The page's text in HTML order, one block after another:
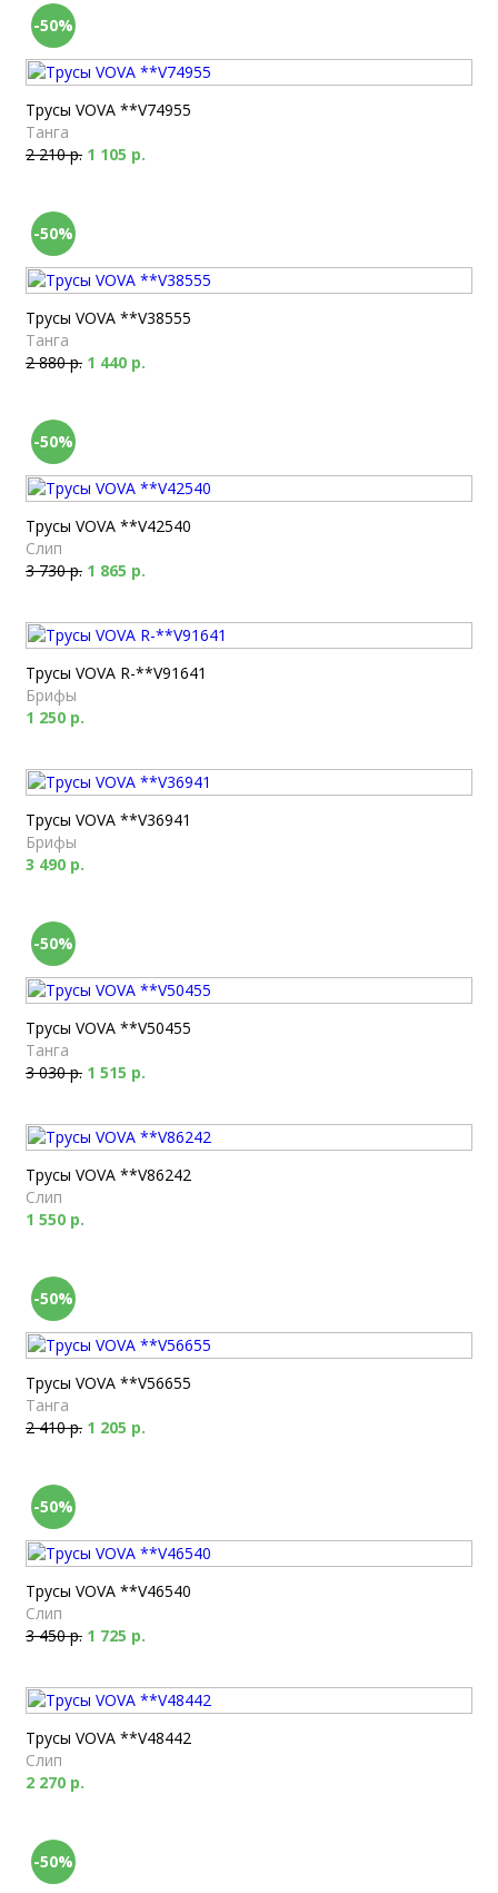
-50%
Трусы VOVA **V74955
Танга
2 210 р. 1 105 р.
-50%
Трусы VOVA **V38555
Танга
2 880 р. 1 440 р.
-50%
Трусы VOVA **V42540
Слип
3 730 р. 1 865 р.
Трусы VOVA R-**V91641
Брифы
1 250 р.
Трусы VOVA **V36941
Брифы
3 490 р.
-50%
Трусы VOVA **V50455
Танга
3 030 р. 1 515 р.
Трусы VOVA **V86242
Слип
1 550 р.
-50%
Трусы VOVA **V56655
Танга
2 410 р. 1 205 р.
-50%
Трусы VOVA **V46540
Слип
3 450 р. 1 725 р.
Трусы VOVA **V48442
Слип
2 270 р.
-50%